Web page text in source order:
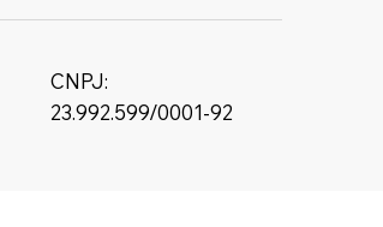
CNPJ:
23.992.599/0001-92